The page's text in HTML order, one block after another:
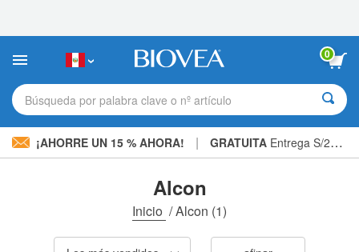
sitio
incluye
sistema
de
0
Búsqueda por palabra clave o nº artículo
¡AHORRE UN 15 % AHORA! | GRATUITA Entrega S/234.00 »
Alcon
Inicio /Alcon (1)